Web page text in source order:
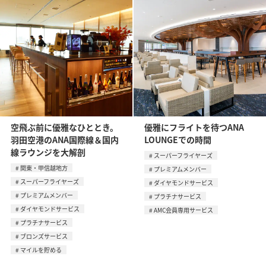
空飛ぶ前に優雅なひととき。
羽田空港のANA国際線＆国内
線ラウンジを大解剖
関東・甲信越地方
スーパーフライヤーズ
プレミアムメンバー
ダイヤモンドサービス
プラチナサービス
ブロンズサービス
マイルを貯める
優雅にフライトを待つANA
LOUNGEでの時間
スーパーフライヤーズ
プレミアムメンバー
ダイヤモンドサービス
プラチナサービス
AMC会員専用サービス